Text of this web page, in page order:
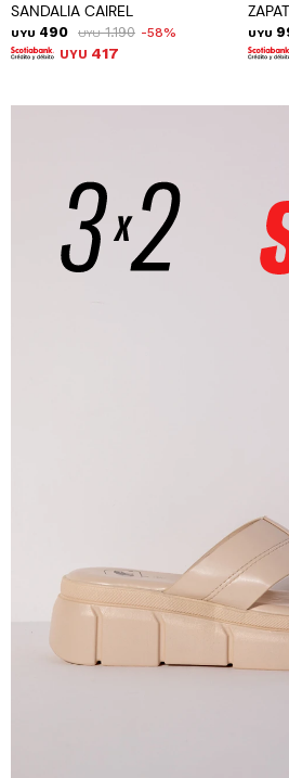
SANDALIA CAIREL
UYU 490 UYU 1.190 58
UYU 417
UYU